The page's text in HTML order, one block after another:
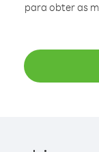
para obter as